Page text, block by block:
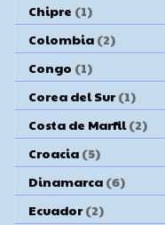
Chipre (1)
Colombia (2)
Congo (1)
Corea del Sur (1)
Costa de Marfil (2)
Croacia (5)
Dinamarca (6)
Ecuador (2)